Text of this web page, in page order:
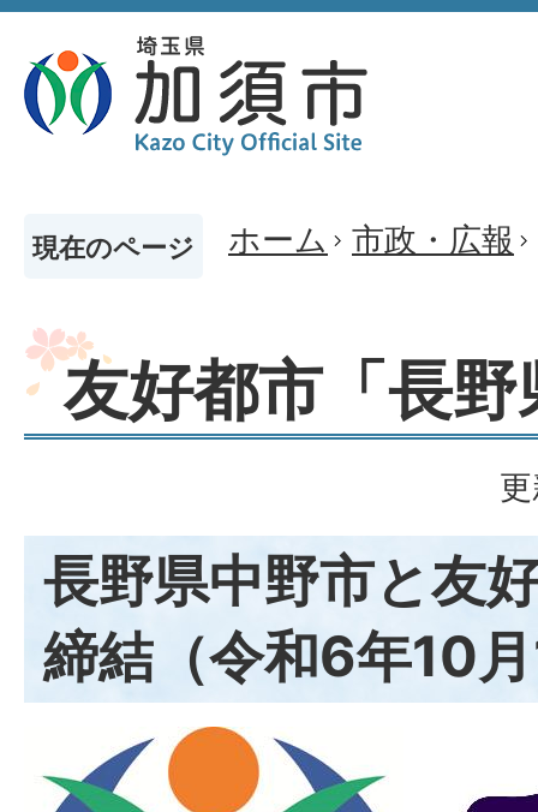
現在のページ ホーム 市政・広報
友好都市「長
長野県中野市と友
締結（令和6年10